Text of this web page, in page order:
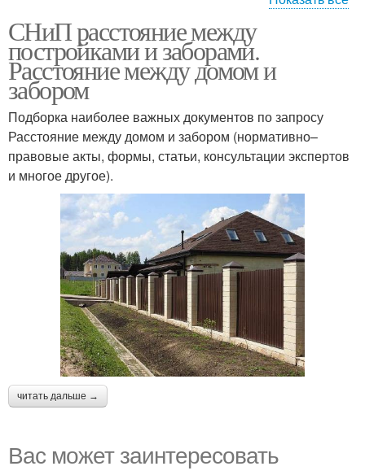
Расстояние до
соседнего участка
надворных построек
Допустимое расстояние Расстояние от гаража
СНиП расстояние между
постройками и заборами.
Расстояние между домом и
забором
Подборка наиболее важных документов по запросу
Расстояние между домом и забором (нормативно–
правовые акты, формы, статьи, консультации экспертов
и многое другое).
читать дальше →
Вас может заинтересовать